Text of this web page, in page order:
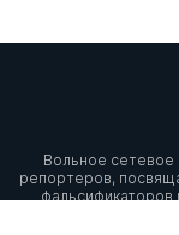
Вольное сетевое
репортеров,